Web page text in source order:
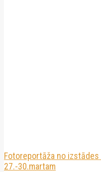
Fotoreportāža no izstādes
27.-30.martam